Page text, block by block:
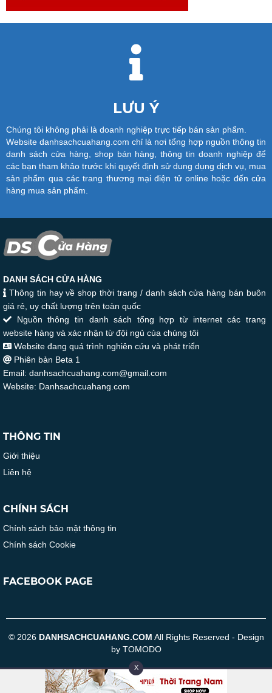
LƯU Ý
Chúng tôi không phải là doanh nghiệp trực tiếp bán sản phẩm.
Website danhsachcuahang.com chỉ là nơi tổng hợp nguồn thông tin
danh sách cửa hàng, shop bán hàng, thông tin doanh nghiệp để
các bạn tham khảo trước khi quyết định sử dung dụng dịch vụ, mua
sản phẩm qua các trang thương mại điện tử online hoặc đến cửa
hàng mua sản phẩm.
DANH SÁCH CỬA HÀNG
Thông tin hay về shop thời trang / danh sách cửa hàng bán buôn
giá rẻ, uy chất lượng trên toàn quốc
Nguồn thông tin danh sách tổng hợp từ internet các trang
website hàng và xác nhận từ đội ngủ của chúng tôi
Website đang quá trình nghiên cứu và phát triển
Phiên bản Beta 1
Email: danhsachcuahang.com@gmail.com
Website: Danhsachcuahang.com
THÔNG TIN
Giới thiệu
Liên hệ
CHÍNH SÁCH
Chính sách bảo mật thông tin
Chính sách Cookie
FACEBOOK PAGE
© 2026 DANHSACHCUAHANG.COM All Rights Reserved - Design
by TOMODO
X